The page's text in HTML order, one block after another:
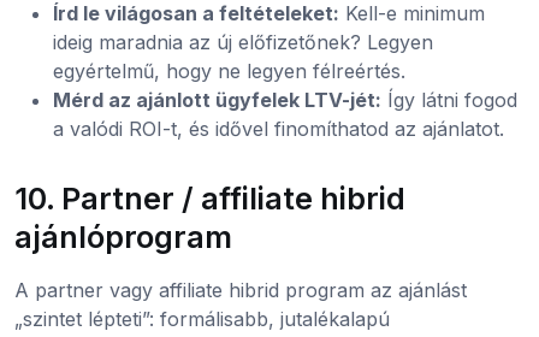
Írd le világosan a feltételeket: Kell-e minimum
ideig maradnia az új előfizetőnek? Legyen
egyértelmű, hogy ne legyen félreértés.
Mérd az ajánlott ügyfelek LTV-jét: Így látni fogod
a valódi ROI-t, és idővel finomíthatod az ajánlatot.
10. Partner / affiliate hibrid
ajánlóprogram
A partner vagy affiliate hibrid program az ajánlást
„szintet lépteti”: formálisabb, jutalékalapú